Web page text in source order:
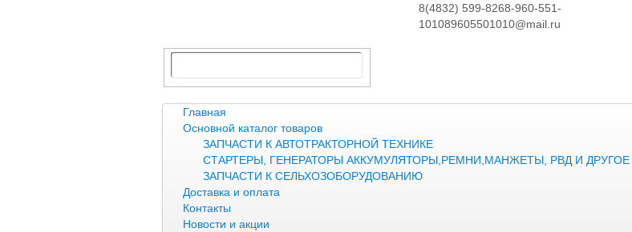
8(4832) 599-8268-960-551-
101089605501010@mail.ru
Главная
Основной каталог товаров
ЗАПЧАСТИ К АВТОТРАКТОРНОЙ ТЕХНИКЕ
СТАРТЕРЫ, ГЕНЕРАТОРЫ АККУМУЛЯТОРЫ,РЕМНИ,МАНЖЕТЫ, РВД И ДРУГОЕ
ЗАПЧАСТИ К СЕЛЬХОЗОБОРУДОВАНИЮ
Доставка и оплата
Контакты
Новости и акции